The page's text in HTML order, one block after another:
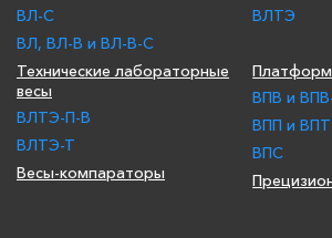
ВЛ-С
ВЛ, ВЛ-В и ВЛ-В-С
ВЛТЭ
Технические лабораторные
весы
ВЛТЭ-П-В
ВЛТЭ-Т
Весы-компараторы
ВПВ и
ВПП и ВПТ
ВПС